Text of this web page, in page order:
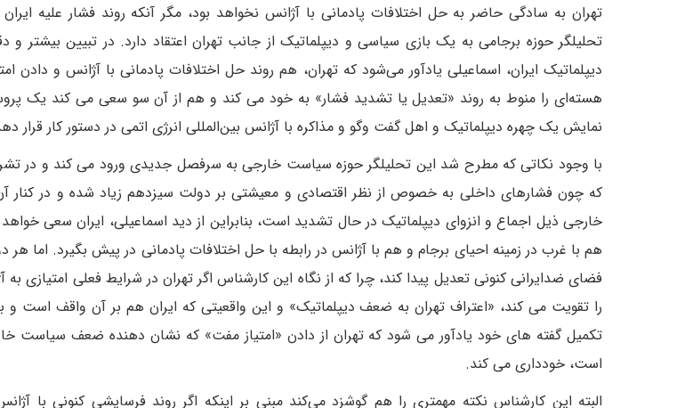
تهران به سادگی حاضر به حل اختلافات پادمانی با آژانس نخواهد بود، مگر آنکه روند فشار علیه
تحلیلگر حوزه برجامی به یک بازی سیاسی و دیپلماتیک از جانب تهران اعتقاد دارد. در تبیین بیشتر
دیپلماتیک ایران، اسماعیلی یادآور می‌شود که تهران، هم روند حل اختلافات پادمانی با آژانس و دادن
هسته‌ای را منوط به روند «تعدیل یا تشدید فشار» به خود می کند و هم از آن سو سعی می کند یک
نمایش یک چهره دیپلماتیک و اهل گفت وگو و مذاکره با آژانس بین‌المللی انرژی اتمی در دستور کار قرار
با وجود نکاتی که مطرح شد این تحلیلگر حوزه سیاست خارجی به سرفصل جدیدی ورود می کند و در
که چون فشارهای داخلی به خصوص از نظر اقتصادی و معیشتی بر دولت سیزدهم زیاد شده و در کنار
خارجی ذیل اجماع و انزوای دیپلماتیک در حال تشدید است، بنابراین از دید اسماعیلی، ایران سعی خواهد
هم با غرب در زمینه احیای برجام و هم با آژانس در رابطه با حل اختلافات پادمانی در پیش بگیرد. اما
فضای ضدایرانی کنونی تعدیل پیدا کند، چرا که از نگاه این کارشناس اگر تهران در شرایط فعلی امتیازی
را تقویت می کند، «اعتراف تهران به ضعف دیپلماتیک» و این واقعیتی که ایران هم بر آن واقف است و
تکمیل گفته های خود یادآور می شود که تهران از دادن «امتیاز مفت» که نشان دهنده ضعف سیاست
است، خودداری می کند.
البته این کارشناس نکته مهمتری را هم گوشزد می‌کند مبنی بر اینکه اگر روند فرسایشی کنونی با